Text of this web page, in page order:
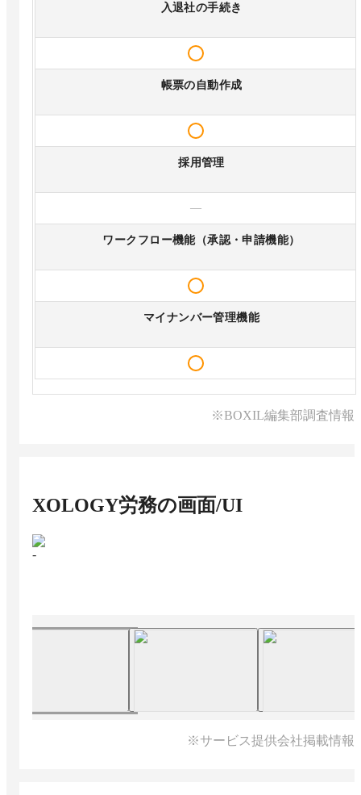
入退社の手続き
帳票の自動作成
採用管理
—
ワークフロー機能（承認・申請機能）
マイナンバー管理機能
※BOXIL編集部調査情報
XOLOGY労務の画面/UI
-
※サービス提供会社掲載情報